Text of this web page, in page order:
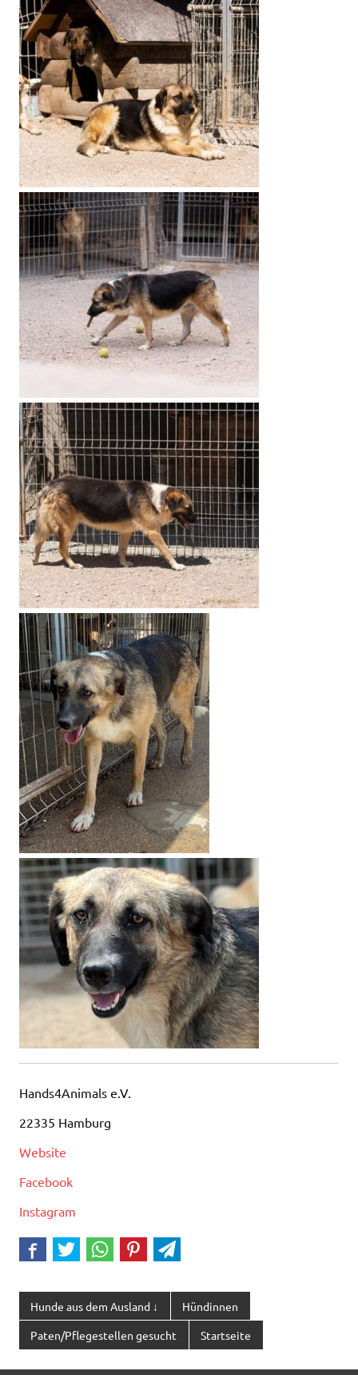
Hands4Animals e.V.
22335 Hamburg
Website
Facebook
Instagram
Hunde aus dem Ausland ↓ Hündinnen
Paten/Pflegestellen gesucht Startseite